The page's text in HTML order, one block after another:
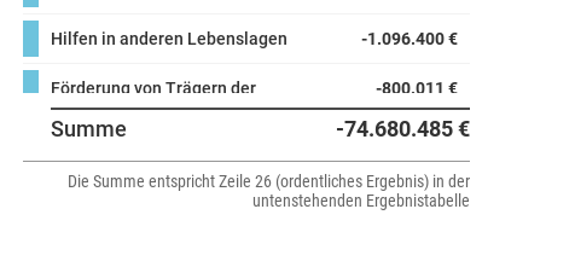
Hilfen in anderen Lebenslagen -1.096.400 €
Förderung von Trägern der
Wohlfahrtspflege
-800.011 €
Betreuungsleistungen -256.600 €
-15.200 €
Summe -74.680.485 €
Die Summe entspricht Zeile 26 (ordentliches Ergebnis) in der
untenstehenden Ergebnistabelle